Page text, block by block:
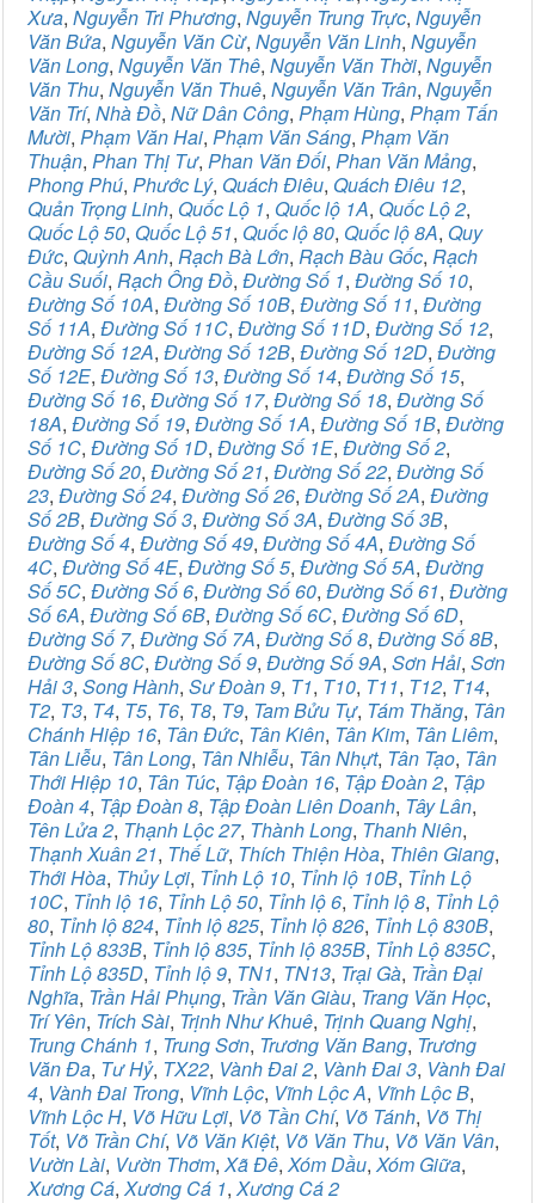
Xưa, Nguyễn Tri Phương, Nguyễn Trung Trực, Nguyễn
Văn Bứa, Nguyễn Văn Cừ, Nguyễn Văn Linh, Nguyễn
Văn Long, Nguyễn Văn Thê, Nguyễn Văn Thời, Nguyễn
Văn Thu, Nguyễn Văn Thuê, Nguyễn Văn Trân, Nguyễn
Văn Trí, Nhà Đồ, Nữ Dân Công, Phạm Hùng, Phạm Tấn
Mười, Phạm Văn Hai, Phạm Văn Sáng, Phạm Văn
Thuận, Phan Thị Tư, Phan Văn Đối, Phan Văn Mảng,
Phong Phú, Phước Lý, Quách Điêu, Quách Điêu 12,
Quản Trọng Linh, Quốc Lộ 1, Quốc lộ 1A, Quốc Lộ 2,
Quốc Lộ 50, Quốc Lộ 51, Quốc lộ 80, Quốc lộ 8A, Quy
Đức, Quỳnh Anh, Rạch Bà Lớn, Rạch Bàu Gốc, Rạch
Cầu Suối, Rạch Ông Đồ, Đường Số 1, Đường Số 10,
Đường Số 10A, Đường Số 10B, Đường Số 11, Đường
Số 11A, Đường Số 11C, Đường Số 11D, Đường Số 12,
Đường Số 12A, Đường Số 12B, Đường Số 12D, Đường
Số 12E, Đường Số 13, Đường Số 14, Đường Số 15,
Đường Số 16, Đường Số 17, Đường Số 18, Đường Số
18A, Đường Số 19, Đường Số 1A, Đường Số 1B, Đường
Số 1C, Đường Số 1D, Đường Số 1E, Đường Số 2,
Đường Số 20, Đường Số 21, Đường Số 22, Đường Số
23, Đường Số 24, Đường Số 26, Đường Số 2A, Đường
Số 2B, Đường Số 3, Đường Số 3A, Đường Số 3B,
Đường Số 4, Đường Số 49, Đường Số 4A, Đường Số
4C, Đường Số 4E, Đường Số 5, Đường Số 5A, Đường
Số 5C, Đường Số 6, Đường Số 60, Đường Số 61, Đường
Số 6A, Đường Số 6B, Đường Số 6C, Đường Số 6D,
Đường Số 7, Đường Số 7A, Đường Số 8, Đường Số 8B,
Đường Số 8C, Đường Số 9, Đường Số 9A, Sơn Hải, Sơn
Hải 3, Song Hành, Sư Đoàn 9, T1, T10, T11, T12, T14,
T2, T3, T4, T5, T6, T8, T9, Tam Bửu Tự, Tám Thăng, Tân
Chánh Hiệp 16, Tân Đức, Tân Kiên, Tân Kim, Tân Liêm,
Tân Liễu, Tân Long, Tân Nhiễu, Tân Nhựt, Tân Tạo, Tân
Thới Hiệp 10, Tân Túc, Tập Đoàn 16, Tập Đoàn 2, Tập
Đoàn 4, Tập Đoàn 8, Tập Đoàn Liên Doanh, Tây Lân,
Tên Lửa 2, Thạnh Lộc 27, Thành Long, Thanh Niên,
Thạnh Xuân 21, Thế Lữ, Thích Thiện Hòa, Thiên Giang,
Thới Hòa, Thủy Lợi, Tỉnh Lộ 10, Tỉnh lộ 10B, Tỉnh Lộ
10C, Tỉnh lộ 16, Tỉnh Lộ 50, Tỉnh lộ 6, Tỉnh lộ 8, Tỉnh Lộ
80, Tỉnh lộ 824, Tỉnh lộ 825, Tỉnh lộ 826, Tỉnh Lộ 830B,
Tỉnh Lộ 833B, Tỉnh lộ 835, Tỉnh lộ 835B, Tỉnh Lộ 835C,
Tỉnh Lộ 835D, Tỉnh lộ 9, TN1, TN13, Trại Gà, Trần Đại
Nghĩa, Trần Hải Phụng, Trần Văn Giàu, Trang Văn Học,
Trí Yên, Trích Sài, Trịnh Như Khuê, Trịnh Quang Nghị,
Trung Chánh 1, Trung Sơn, Trương Văn Bang, Trương
Văn Đa, Tư Hỷ, TX22, Vành Đai 2, Vành Đai 3, Vành Đai
4, Vành Đai Trong, Vĩnh Lộc, Vĩnh Lộc A, Vĩnh Lộc B,
Vĩnh Lộc H, Võ Hữu Lợi, Võ Tần Chí, Võ Tánh, Võ Thị
Tốt, Võ Trần Chí, Võ Văn Kiệt, Võ Văn Thu, Võ Văn Vân,
Vườn Lài, Vườn Thơm,Xã Đê,Xóm Dầu,Xóm Giữa,
Xương Cá,Xương Cá 1,Xương Cá 2